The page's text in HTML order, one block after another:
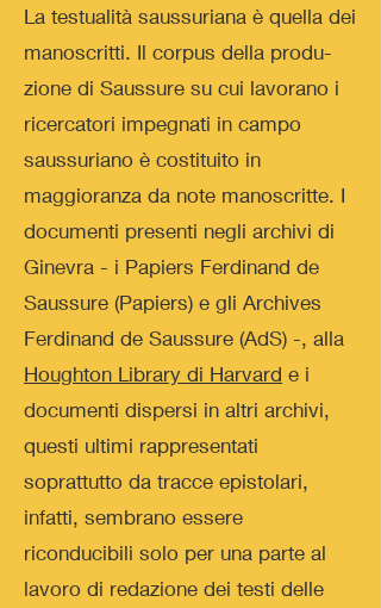
La testualità saussuriana è quella dei
manoscritti. Il corpus della produ-
zione di Saussure su cui lavorano i
ricercatori impegnati in campo
saussuriano è costituito in
maggioranza da note manoscritte. I
documenti presenti negli archivi di
Ginevra - i Papiers Ferdinand de
Saussure (Papiers) e gli Archives
Ferdinand de Saussure (AdS) -, alla
Houghton Library di Harvard e i
documenti dispersi in altri archivi,
questi ultimi rappresentati
soprattutto da tracce epistolari,
infatti, sembrano essere
riconducibili solo per una parte al
lavoro di redazione dei testi delle